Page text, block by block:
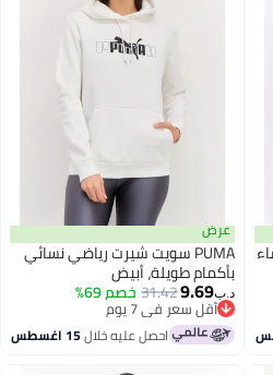
عرض
PUMA سويت شيرت رياضي نسائي
بأكمام طويلة، أبيض
9.69
31.42خصم 69%
أقل سعر في 7 يوم
أقل سعر في 7 يوماحصل عليه خلال15 اغسطس